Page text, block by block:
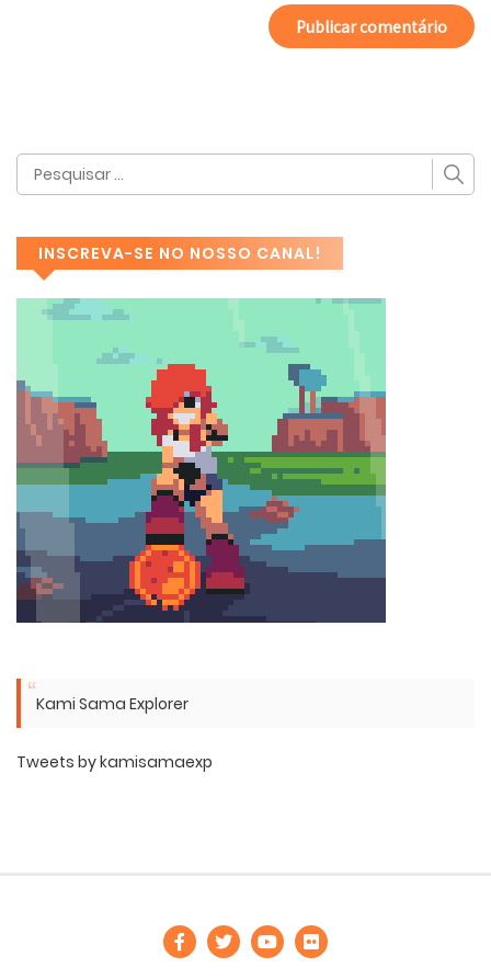
INSCREVA-SE NO NOSSO CANAL!
Kami Sama Explorer
Tweets by kamisamaexp